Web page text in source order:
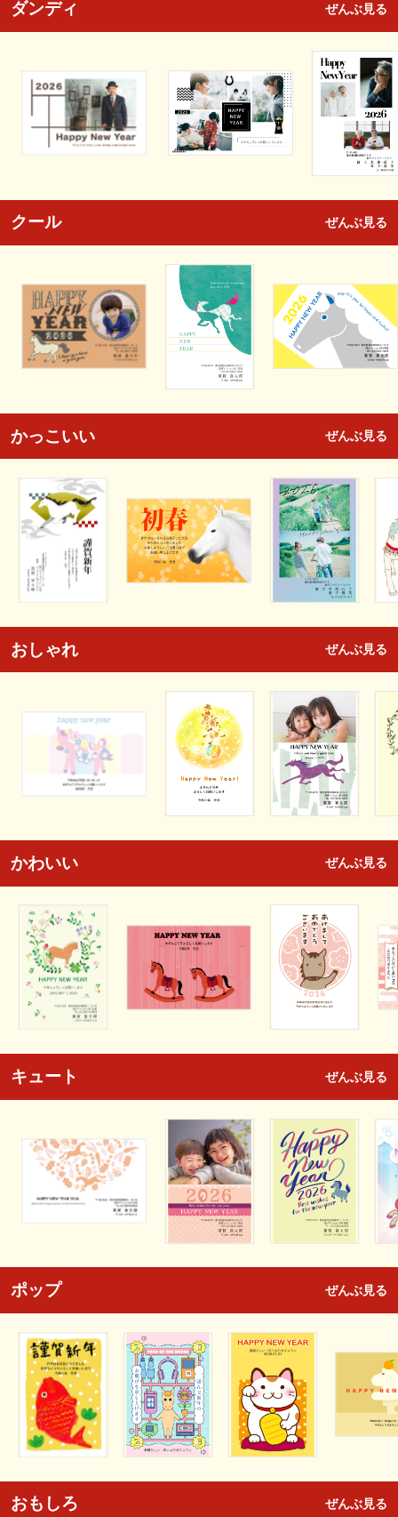
ダンディ ぜんぶ見る
クール ぜんぶ見る
かっこいい ぜんぶ見る
おしゃれ ぜんぶ見る
かわいい ぜんぶ見る
キュート ぜんぶ見る
ポップ ぜんぶ見る
おもしろ ぜんぶ見る